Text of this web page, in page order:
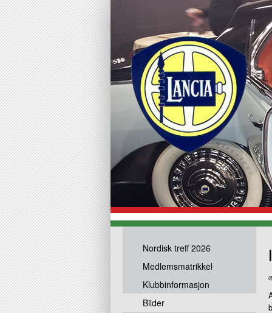
Nordisk treff 2026
Medlemsmatrikkel
Klubbinformasjon
Bilder